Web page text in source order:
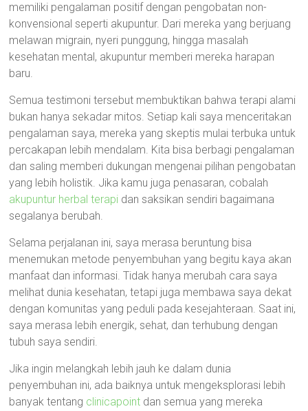
memiliki pengalaman positif dengan pengobatan non-
konvensional seperti akupuntur. Dari mereka yang berjuang
melawan migrain, nyeri punggung, hingga masalah
kesehatan mental, akupuntur memberi mereka harapan
baru.
Semua testimoni tersebut membuktikan bahwa terapi alami
bukan hanya sekadar mitos. Setiap kali saya menceritakan
pengalaman saya, mereka yang skeptis mulai terbuka untuk
percakapan lebih mendalam. Kita bisa berbagi pengalaman
dan saling memberi dukungan mengenai pilihan pengobatan
yang lebih holistik. Jika kamu juga penasaran, cobalah
akupuntur herbal terapi dan saksikan sendiri bagaimana
segalanya berubah.
Selama perjalanan ini, saya merasa beruntung bisa
menemukan metode penyembuhan yang begitu kaya akan
manfaat dan informasi. Tidak hanya merubah cara saya
melihat dunia kesehatan, tetapi juga membawa saya dekat
dengan komunitas yang peduli pada kesejahteraan. Saat ini,
saya merasa lebih energik, sehat, dan terhubung dengan
tubuh saya sendiri.
Jika ingin melangkah lebih jauh ke dalam dunia
penyembuhan ini, ada baiknya untuk mengeksplorasi lebih
banyak tentang clinicapoint dan semua yang mereka